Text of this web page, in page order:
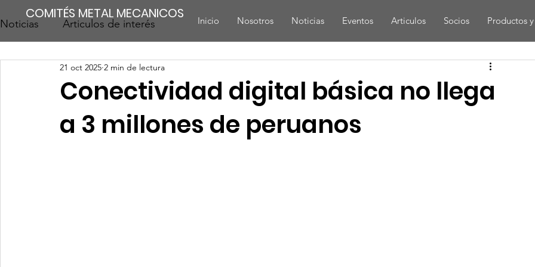
COMITÉS METAL MECANICOS Inicio Nosotros Noticias Eventos Articulos Socios Productos
Noticias Articulos de interés
Conectividad digital básica no llega
a 3 millones de peruanos
21 oct 2025 2 min de lectura